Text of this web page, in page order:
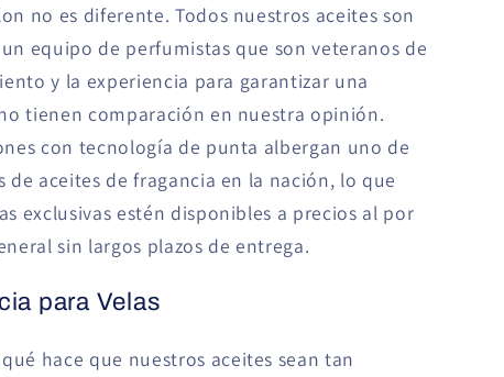
no es diferente. Todos nuestros aceites son
equipo de perfumistas que son veteranos de
y la experiencia para garantizar una
tienen comparación en nuestra opinión.
con tecnología de punta albergan uno de
de aceites de fragancia en la nación, lo que
exclusivas estén disponibles a precios al por
sin largos plazos de entrega.
para Velas
hace que nuestros aceites sean tan